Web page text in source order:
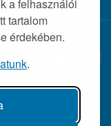
a felhasználói
tartalom
érdekében.
.